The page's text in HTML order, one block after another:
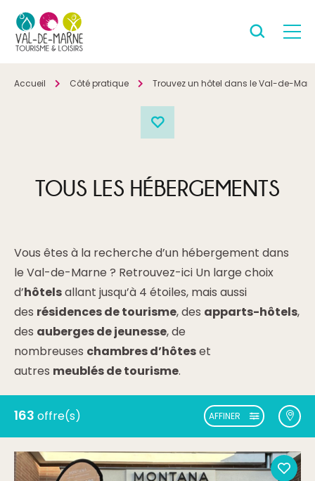
Accueil Côté pratique Trouvez un hôtel dans le Val-de-
TOUS LES HÉBERGEMENTS
Vous êtes à la recherche d’un hébergement dans
le Val-de-Marne ? Retrouvez-ici Un large choix
d’hôtelsallant jusqu’à 4 étoiles, mais aussi
des résidences de tourisme, des apparts-hôtels,
des auberges de jeunesse, de
nombreuses chambres d’hôteset
autres meublés de tourisme.
163 offre(s) AFFINER